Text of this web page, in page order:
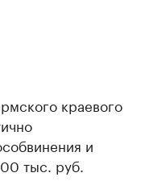
краевого
и
тыс. руб.